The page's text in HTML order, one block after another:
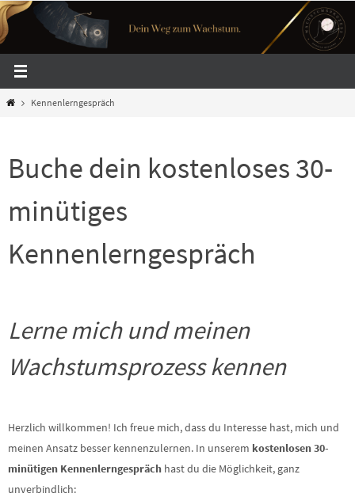
Zum
Inhalt
springen
StartKennenlerngespräch
Buche dein kostenloses 30-
minütiges
Kennenlerngespräch
Lerne mich und meinen
Wachstumsprozess kennen
Herzlich willkommen! Ich freue mich, dass du Interesse hast, mich und
meinen Ansatz besser kennenzulernen. In unserem kostenlosen 30-
minütigen Kennenlerngespräch hast du die Möglichkeit, ganz
unverbindlich: